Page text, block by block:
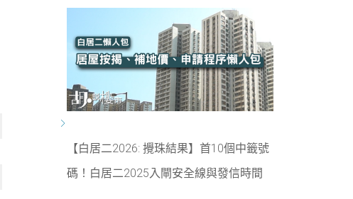
【白居二2026: 攪珠結果】首10個中籤號
碼！白居二2025入閘安全線與發信時間